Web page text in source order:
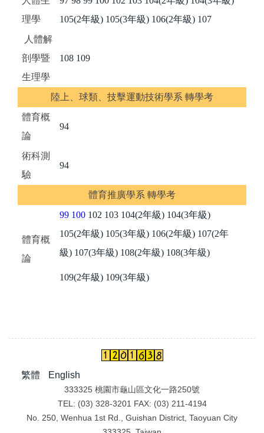
理學
105(2年級) 105(3年級) 106(2年級) 107
人體解
剖學暨
生理學
108 109
陸上、球類、技擊運動技術學系 轉學考
體育概
論
94
術科測
驗
94
體育推廣學系 轉學考
體育概
論
99 100 102 103 104(2年級) 104(3年級)
105(2年級) 105(3年級) 106(2年級) 107(2年
級) 107(3年級) 108(2年級) 108(3年級)
109(2年級) 109(3年級)
繁體 English
333325 桃園市龜山區文化一路250號
TEL: (03) 328-3201 FAX: (03) 211-4194
No. 250, Wenhua 1st Rd., Guishan District, Taoyuan City